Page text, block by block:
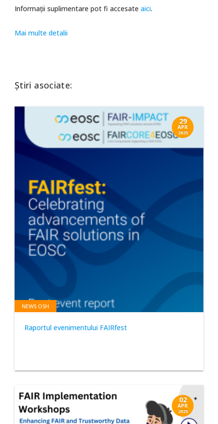
Informații suplimentare pot fi accesate aici.
Mai multe detalii
Știri asociate:
29
APR
2025
NEWS OSH
Raportul evenimentului FAIRfest
02
APR
2025